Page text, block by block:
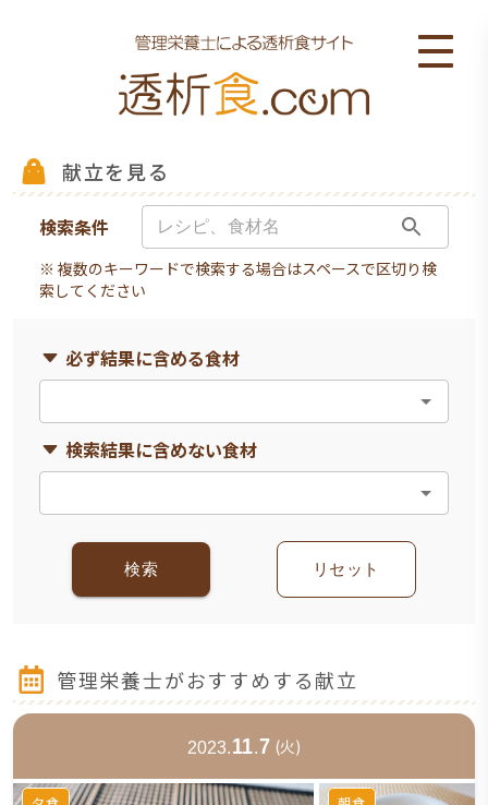
献立を見る
検索条件
※ 複数のキーワードで検索する場合はスペースで区切り検
索してください
必ず結果に含める食材
検索結果に含めない食材
検索 リセット
管理栄養士がおすすめする献立
2023.11.7 (火)